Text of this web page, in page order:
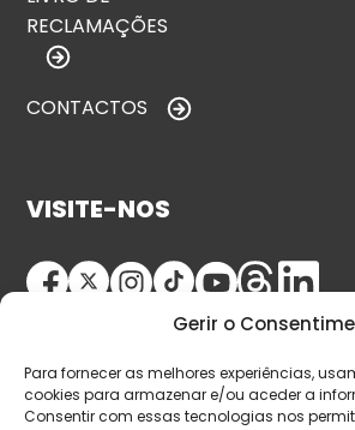
Gerir o
Para fornecer as melhores experiências,
cookies para armazenar e/ou aceder a
Consentir com essas tecnologias nos
RECLAMAÇÕES
CONTACTOS
VISITE-NOS